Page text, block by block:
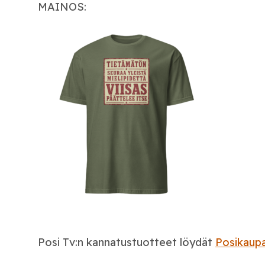
MAINOS:
Posi Tv:n kannatustuotteet löydät